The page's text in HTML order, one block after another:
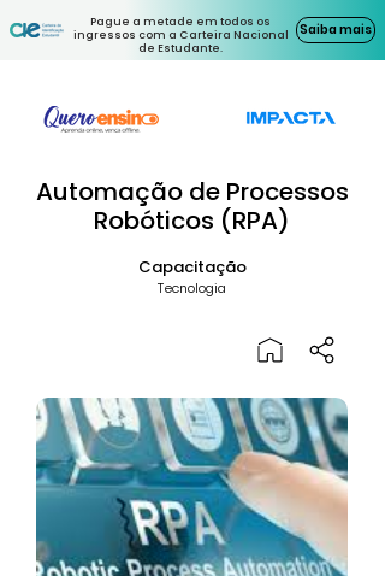
Pague a metade em todos os
ingressos com a Carteira Nacional
de Estudante.
Saiba mais
Automação de Processos
Robóticos (RPA)
Capacitação
Tecnologia